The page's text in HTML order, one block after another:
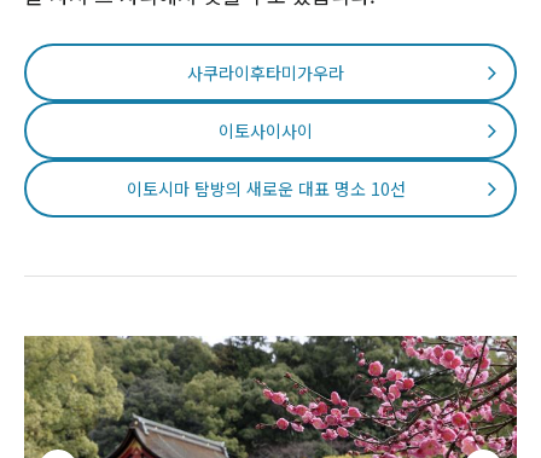
사쿠라이후타미가우라
이토사이사이
이토시마 탐방의 새로운 대표 명소 10선